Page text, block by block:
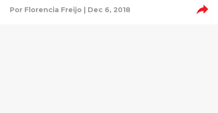
Por Florencia Freijo | Dec 6, 2018